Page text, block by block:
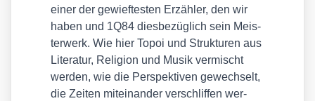
einer der gewief­tes­ten Erzäh­ler, den wir
haben und 1Q84 dies­be­züg­lich sein Meis­
ter­werk. Wie hier Topoi und Struk­tu­ren aus
Lite­ra­tur, Reli­gi­on und Musik ver­mischt
wer­den, wie die Per­spek­ti­ven gewech­selt,
die Zei­ten mit­ein­an­der ver­schlif­fen wer­